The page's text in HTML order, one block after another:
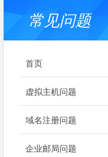
常见问题
首页
虚拟主机问题
域名注册问题
企业邮局问题